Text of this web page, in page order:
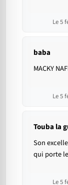
Le 5
baba
MACKY
Le 5
Touba la
Son
qui porte
Le 5